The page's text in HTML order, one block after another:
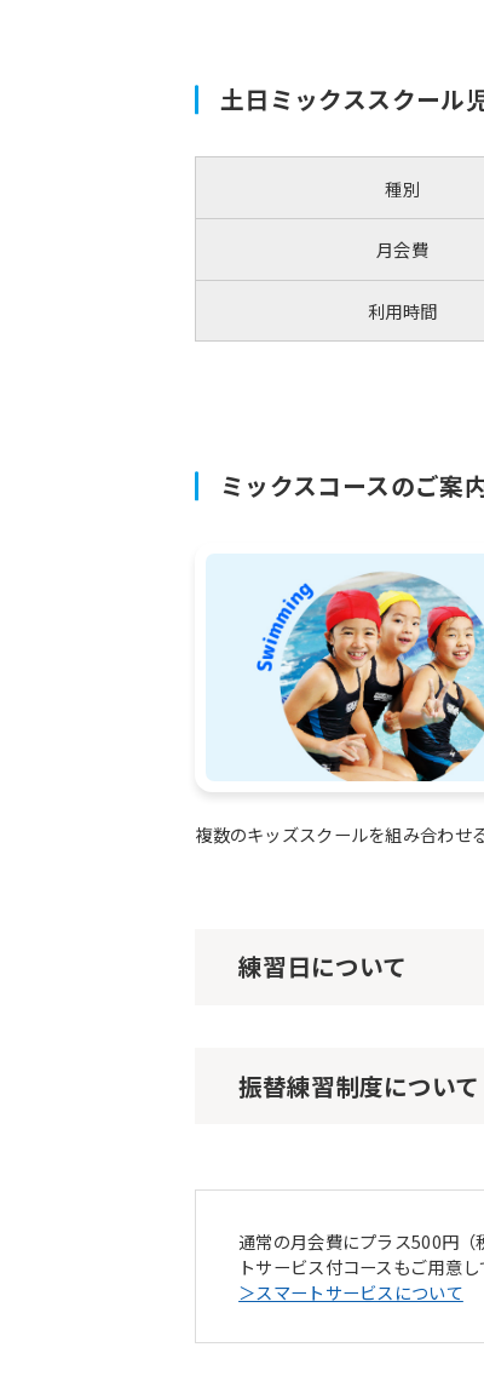
土日ミックススクール
種別
月会費
利用時間
ミックスコースのご案
複数のキッズスクールを組み合わせ
練習日について
振替練習制度について
通常の月会費にプラス500円
トサービス付コースもご用意し
＞スマートサービスについて